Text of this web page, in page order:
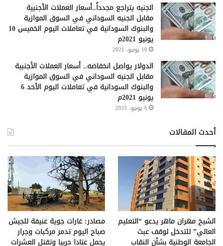
الجنيه يتراجع مجدداً..أسعار العملات الأجنبية
مقابل الجنيه السوداني في السوق الموازية
والبنوك السودانية في تعاملات اليوم الخميس 10
يونيو 2021م
10 يونيو، 2021
الدولار يواصل انخفاضه.. أسعار العملات الأجنبية
مقابل الجنيه السوداني في السوق الموازية
والبنوك السودانية في تعاملات اليوم الأحد 6
يونيو 2021م
6 يونيو، 2021
أحدث المقالات
الشيخ مهران ماهر يدعو “التعليم
العالي” للتدخل لوقف عبث
الجامعة الوطنية بشأن النقاب
مصادر: غارات جوية عنيفة للجيش
صباح اليوم تدمر مركبات وجرار
يحمل عتادا حربيا وتقتل العشرات